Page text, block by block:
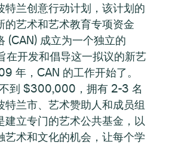
特兰创意行动计划，该计划的
的艺术和艺术教育专项资金
(CAN) 成立为一个独立的
开发和倡导这一拟议的新艺
年，CAN 的工作开始了。
到 $300,000，拥有 2-3 名
特兰市、艺术赞助人和成员组
建立专门的艺术公共基金，以
艺术和文化的机会，让每个学